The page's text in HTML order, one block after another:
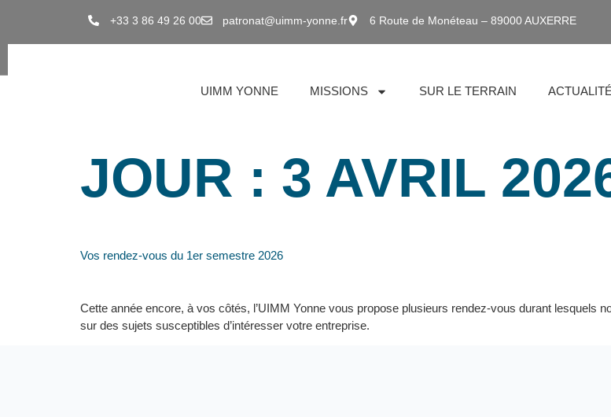
+33 3 86 49 26 00 patronat@uimm-yonne.fr 6 Route de Monéteau – 89000 AUXERRE
UIMM YONNE MISSIONS SUR LE TERRAIN
JOUR : 3 AVRIL
Vos rendez-vous du 1er semestre 2026
Cette année encore, à vos côtés, l’UIMM Yonne vous propose plusieurs rendez-vous durant lesquels
sur des sujets susceptibles d’intéresser votre entreprise.